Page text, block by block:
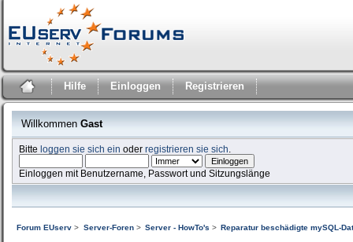
Hilfe Einloggen Registrieren
Willkommen Gast
Bitteloggen sie sich ein oderregistrieren sie sich
Einloggen mit Benutzername, Passwort und Sitzungslänge
Forum EUserv > Server-Foren> Server - HowTo's > Reparatur beschädigte mySQL-